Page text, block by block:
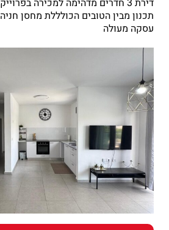
דירת 3 חדרים מדהימה למכירה בפרוייקט של שפיר
תכנון מבין הטובים הכולללת מחסן חניה
עסקה מעולה